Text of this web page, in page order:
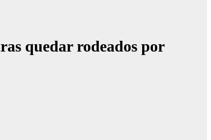
quedar rodeados por